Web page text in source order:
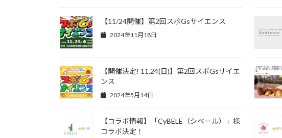
【11/24開催】第2回スポGsサイエンス
2024年11月18日
【開催決定! 11.24(日)】第2回スポGsサイエ
ンス
2024年5月14日
【コラボ情報】「CyBELE（シベール）」様
コラボ決定！